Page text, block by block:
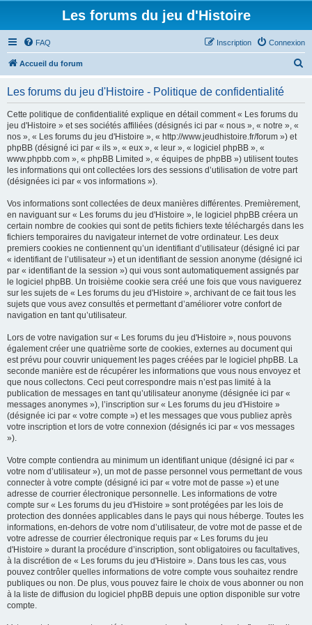
Les forums du jeu d'Histoire
FAQ Connexion
Inscription
Accueil du forum
Les forums du jeu d'Histoire - Politique de confidentialité
Cette politique de confidentialité explique en détail comment « Les forums du
jeu d'Histoire » et ses sociétés affiliées (désignés ici par « nous », « notre », «
nos », « Les forums du jeu d'Histoire », « http://www.jeudhistoire.fr/forum ») et
phpBB (désigné ici par « ils », « eux », « leur », « logiciel phpBB », «
www.phpbb.com », « phpBB Limited », « équipes de phpBB ») utilisent toutes
les informations qui ont collectées lors des sessions d’utilisation de votre part
(désignées ici par « vos informations »).
Vos informations sont collectées de deux manières différentes. Premièrement,
en naviguant sur « Les forums du jeu d'Histoire », le logiciel phpBB créera un
certain nombre de cookies qui sont de petits fichiers texte téléchargés dans les
fichiers temporaires du navigateur internet de votre ordinateur. Les deux
premiers cookies ne contiennent qu’un identifiant d’utilisateur (désigné ici par
« identifiant de l’utilisateur ») et un identifiant de session anonyme (désigné ici
par « identifiant de la session ») qui vous sont automatiquement assignés par
le logiciel phpBB. Un troisième cookie sera créé une fois que vous naviguerez
sur les sujets de « Les forums du jeu d'Histoire », archivant de ce fait tous les
sujets que vous avez consultés et permettant d’améliorer votre confort de
navigation en tant qu’utilisateur.
Lors de votre navigation sur « Les forums du jeu d'Histoire », nous pouvons
également créer une quatrième sorte de cookies, externes au document qui
est prévu pour couvrir uniquement les pages créées par le logiciel phpBB. La
seconde manière est de récupérer les informations que vous nous envoyez et
que nous collectons. Ceci peut correspondre mais n’est pas limité à la
publication de messages en tant qu’utilisateur anonyme (désignée ici par «
messages anonymes »), l’inscription sur « Les forums du jeu d'Histoire »
(désignée ici par « votre compte ») et les messages que vous publiez après
votre inscription et lors de votre connexion (désignés ici par « vos messages
»).
Votre compte contiendra au minimum un identifiant unique (désigné ici par «
votre nom d’utilisateur »), un mot de passe personnel vous permettant de vous
connecter à votre compte (désigné ici par « votre mot de passe ») et une
adresse de courrier électronique personnelle. Les informations de votre
compte sur « Les forums du jeu d'Histoire » sont protégées par les lois de
protection des données applicables dans le pays qui nous héberge. Toutes les
informations, en-dehors de votre nom d’utilisateur, de votre mot de passe et de
votre adresse de courrier électronique requis par « Les forums du jeu
d'Histoire » durant la procédure d’inscription, sont obligatoires ou facultatives,
à la discrétion de « Les forums du jeu d'Histoire ». Dans tous les cas, vous
pouvez contrôler quelles informations de votre compte vous souhaitez rendre
publiques ou non. De plus, vous pouvez faire le choix de vous abonner ou non
à la liste de diffusion du logiciel phpBB depuis une option disponible sur votre
compte.